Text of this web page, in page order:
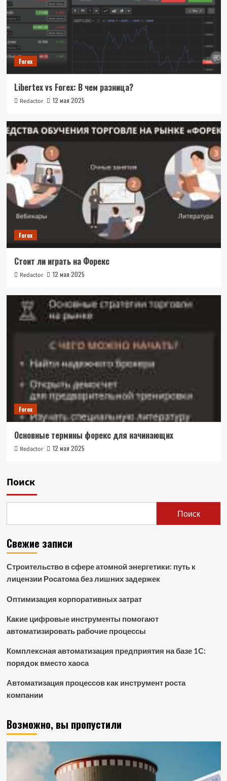
Forex
Libertex vs Forex: В чем разница?
Redactor 12 мая 2025
Forex
Стоит ли играть на Форекс
Redactor 12 мая 2025
Forex
Основные термины форекс для начинающих
Redactor 12 мая 2025
Поиск
Поиск
Свежие записи
Строительство в сфере атомной энергетики: путь к
лицензии Росатома без лишних задержек
Оптимизация корпоративных затрат
Какие цифровые инструменты помогают
автоматизировать рабочие процессы
Комплексная автоматизация предприятия на базе 1С:
порядок вместо хаоса
Автоматизация процессов как инструмент роста
компании
Возможно, вы пропустили